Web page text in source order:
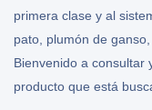
primera clase y al
pato, plumón de
Bienvenido a consultar
producto que está